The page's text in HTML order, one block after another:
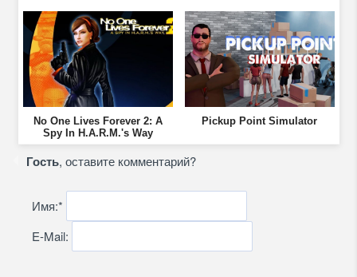
No One Lives Forever 2: A
Spy In H.A.R.M.'s Way
Pickup Point Simulator
Гость, оставите комментарий?
Имя:*
E-Mail: